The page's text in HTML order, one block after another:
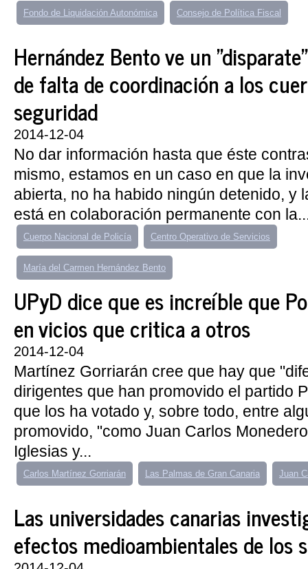
Fondo de Liquidación Autonómica Consejo de Política Fiscal
Hernández Bento ve un
de falta de coordinación a los
seguridad
2014-12-04
No dar información hasta que éste
mismo, estamos en un caso en que la
abierta, no ha habido ningún detenido, y
está en colaboración permanente con
Cuerpo Nacional de Policía Centro Operativo de Servicios
María del Carmen Hernández Bento
UPyD dice que es increíble que
en vicios que critica a otros
2014-12-04
Martínez Gorriarán cree que hay que
dirigentes que han promovido el partido
que los ha votado y, sobre todo, entre
promovido, "como Juan Carlos
Iglesias y...
Carlos Martínez Gorriarán Las Palmas de Gran Canaria Juan
Las universidades canarias
efectos medioambientales de los